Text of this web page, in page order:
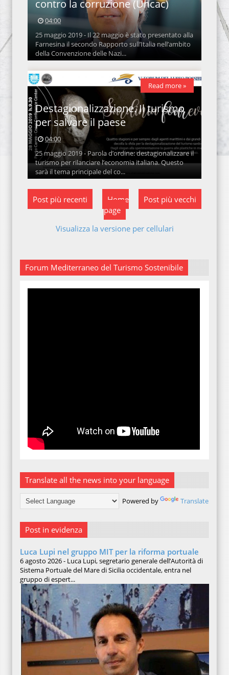
contro la corruzione (Uncac)
04:00
25 maggio 2019 - Il 22 maggio è stato presentato alla
Farnesina il secondo Rapporto sull’Italia nell’ambito
della Convenzione delle Nazi...
Destagionalizzazione. Il turismo
per salvare il paese
04:00
25 maggio 2019 - Parola d’ordine: destagionalizzare il
turismo per rilanciare l’economia italiana. Questo
sarà il tema principale del co...
Read more »
Post più recenti Post più vecchi
Home
page
Visualizza la versione per cellulari
Forum Mediterraneo del Turismo Sostenibile
Translate all the news into your language
Powered by Translate
Post in evidenza
Luca Lupi nel gruppo MIT per la riforma portuale
6 agosto 2026 - Luca Lupi, segretario generale dell’Autorità di
Sistema Portuale del Mare di Sicilia occidentale, entra nel
gruppo di espert...